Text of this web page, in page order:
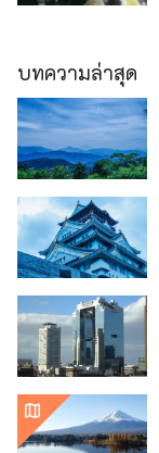
บทความล่าสุด